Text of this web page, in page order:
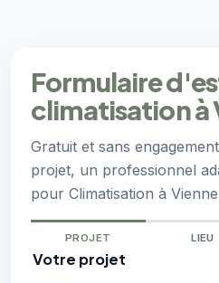
Formulaire
climatisation à
Gratuit et sans
projet, un professionnel
pour Climatisation à
PROJET LIEU
Votre projet